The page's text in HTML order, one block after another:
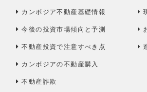
カンボジア不動産基礎情報
今後の投資市場傾向と予測
不動産投資で注意すべき点
カンボジアの不動産購入
不動産詐欺